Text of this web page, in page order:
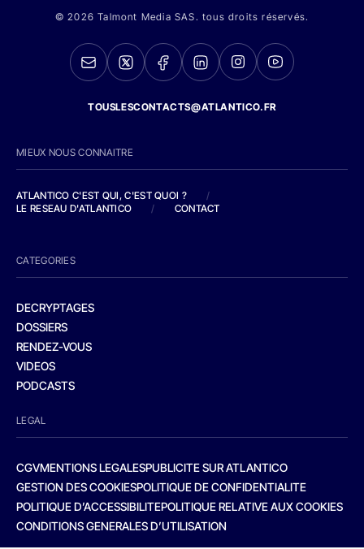
© 2026 Talmont Media SAS. tous droits réservés.
TOUSLESCONTACTS@ATLANTICO.FR
MIEUX NOUS CONNAITRE
ATLANTICO C'EST QUI, C'EST QUOI ?
/
LE RESEAU D'ATLANTICO
/ CONTACT
CATEGORIES
DECRYPTAGES
DOSSIERS
RENDEZ-VOUS
VIDEOS
PODCASTS
LEGAL
CGVMENTIONS LEGALESPUBLICITE SUR ATLANTICO
GESTION DES COOKIESPOLITIQUE DE CONFIDENTIALITE
POLITIQUE D’ACCESSIBILITEPOLITIQUE RELATIVE AUX COOKIES
CONDITIONS GENERALES D’UTILISATION